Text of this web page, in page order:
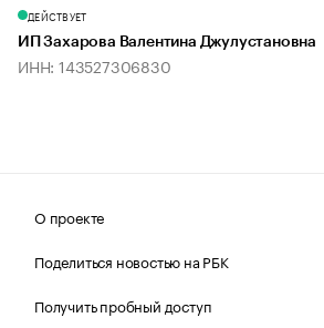
ДЕЙСТВУЕТ
ИП Захарова Валентина Джулустановна
ИНН: 143527306830
О проекте
Поделиться новостью на РБК
Получить пробный доступ